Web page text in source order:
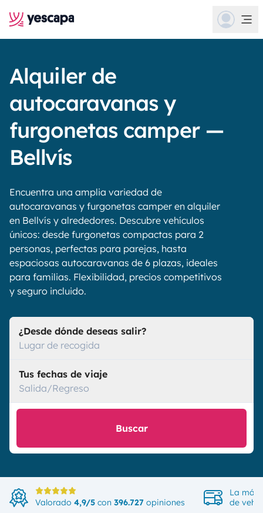
Alquiler de
autocaravanas y
furgonetas camper —
Bellvís
Encuentra una amplia variedad de
autocaravanas y furgonetas camper en alquiler
en Bellvís y alrededores. Descubre vehículos
únicos: desde furgonetas compactas para 2
personas, perfectas para parejas, hasta
espaciosas autocaravanas de 6 plazas, ideales
para familias. Flexibilidad, precios competitivos
y seguro incluido.
¿Desde dónde deseas salir?
Lugar de recogida
Tus fechas de viaje
Salida/Regreso
Buscar
Valorado 4,9/5 con 396.727 opiniones
La más
de